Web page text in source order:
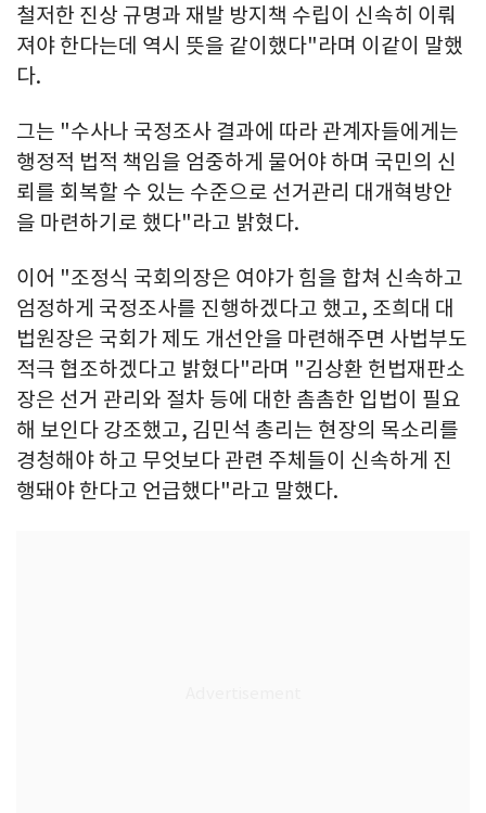
철저한 진상 규명과 재발 방지책 수립이 신속히 이뤄
져야 한다는데 역시 뜻을 같이했다"라며 이같이 말했
다.
그는 "수사나 국정조사 결과에 따라 관계자들에게는
행정적 법적 책임을 엄중하게 물어야 하며 국민의 신
뢰를 회복할 수 있는 수준으로 선거관리 대개혁방안
을 마련하기로 했다"라고 밝혔다.
이어 "조정식 국회의장은 여야가 힘을 합쳐 신속하고
엄정하게 국정조사를 진행하겠다고 했고, 조희대 대
법원장은 국회가 제도 개선안을 마련해주면 사법부도
적극 협조하겠다고 밝혔다"라며 "김상환 헌법재판소
장은 선거 관리와 절차 등에 대한 촘촘한 입법이 필요
해 보인다 강조했고, 김민석 총리는 현장의 목소리를
경청해야 하고 무엇보다 관련 주체들이 신속하게 진
행돼야 한다고 언급했다"라고 말했다.